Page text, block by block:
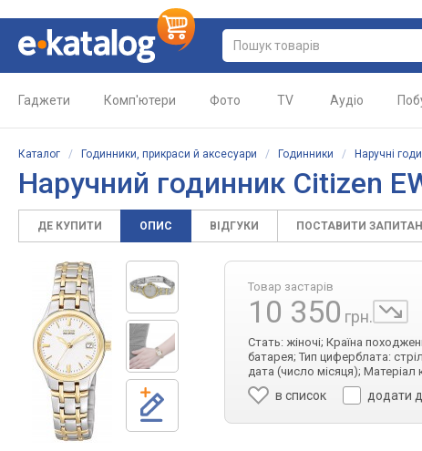
Гаджети Комп'ютери Фото TV Аудіо
Каталог / Годинники, прикраси й аксесуари / Годинники / Наручні
Наручний годинник Citizen
ДЕ КУПИТИ ОПИС ВІДГУКИ ПОСТАВИТИ
Товар застарів
10 350 грн.
Стать: жіночі; Країна
батарея; Тип циферблата:
дата (число місяця);
в список додати